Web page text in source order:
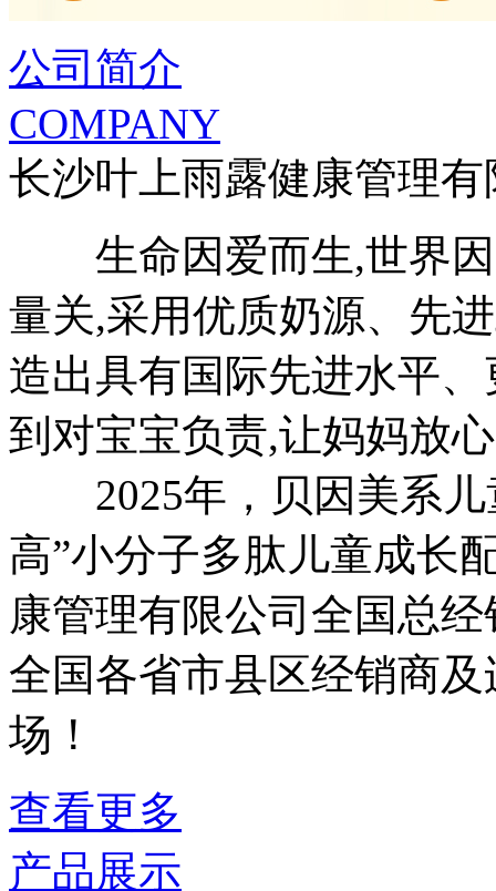
公司简介
COMPANY
长沙叶上雨露健康管理有
生命因爱而生,世界因
量关,采用优质奶源、先
造出具有国际先进水平
到对宝宝负责,让妈妈放
2025年，贝因美系儿
高”小分子多肽儿童成长
康管理有限公司全国总
全国各省市县区经销商
场！
查看更多
产品展示